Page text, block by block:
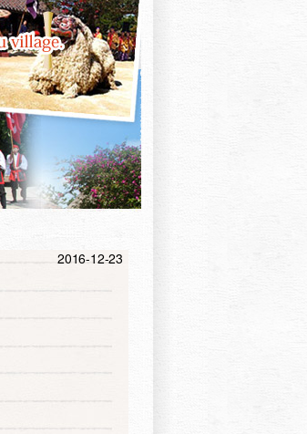
2016-12-23